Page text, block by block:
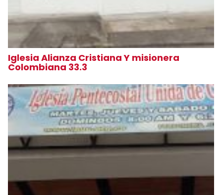
Iglesia Alianza Cristiana Y misionera
Colombiana 33.3